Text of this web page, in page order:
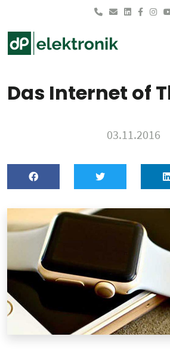
Das Internet of
03.11.2016